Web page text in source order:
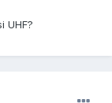
UHF?